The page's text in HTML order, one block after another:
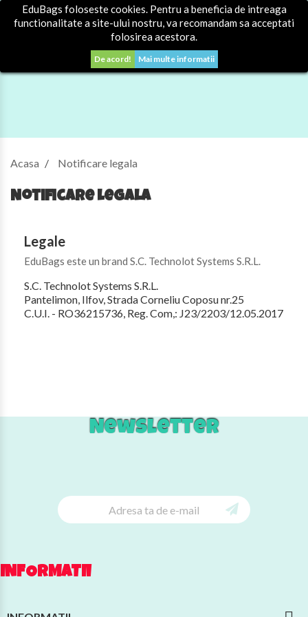
EduBags foloseste cookies. Pentru a beneficia de intreaga
functionalitate a site-ului nostru, va recomandam sa acceptati
folosirea acestora.
De acord! Mai multe informatii
  Autentificare
Acasa Notificare legala
Notificare legala
Legale
EduBags este un brand S.C. Technolot Systems S.R.L.
S.C. Technolot Systems S.R.L.
Pantelimon, Ilfov, Strada Corneliu Coposu nr.25
C.U.I. - RO36215736, Reg. Com,: J23/2203/12.05.2017
Newsletter
INFORMATII